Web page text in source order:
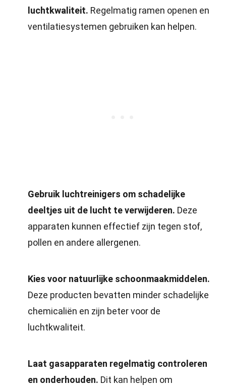
luchtkwaliteit. Regelmatig ramen openen en
ventilatiesystemen gebruiken kan helpen.
Gebruik luchtreinigers om schadelijke
deeltjes uit de lucht te verwijderen. Deze
apparaten kunnen effectief zijn tegen stof,
pollen en andere allergenen.
Kies voor natuurlijke schoonmaakmiddelen.
Deze producten bevatten minder schadelijke
chemicaliën en zijn beter voor de
luchtkwaliteit.
Laat gasapparaten regelmatig controleren
en onderhouden. Dit kan helpen om